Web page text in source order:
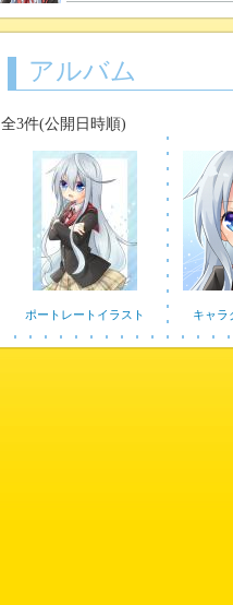
アルバム
全3件(公開日時順)
ポートレートイラスト キャラ